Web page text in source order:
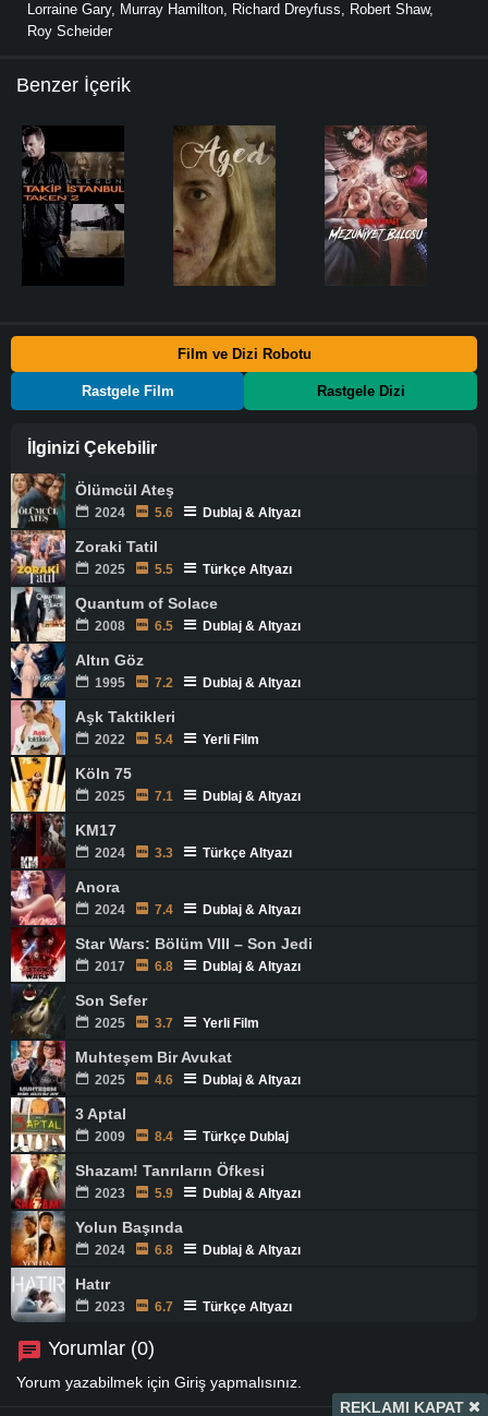
Lorraine Gary, Murray Hamilton, Richard Dreyfuss, Robert Shaw,
Roy Scheider
Benzer İçerik
Film ve Dizi Robotu
Rastgele Film Rastgele Dizi
İlginizi Çekebilir
Ölümcül Ateş
2024 5.6 Dublaj & Altyazı
Zoraki Tatil
2025 5.5 Türkçe Altyazı
Quantum of Solace
2008 6.5 Dublaj & Altyazı
Altın Göz
1995 7.2 Dublaj & Altyazı
Aşk Taktikleri
2022 5.4 Yerli Film
Köln 75
2025 7.1 Dublaj & Altyazı
KM17
2024 3.3 Türkçe Altyazı
Anora
2024 7.4 Dublaj & Altyazı
Star Wars: Bölüm VIII – Son Jedi
2017 6.8 Dublaj & Altyazı
Son Sefer
2025 3.7 Yerli Film
Muhteşem Bir Avukat
2025 4.6 Dublaj & Altyazı
3 Aptal
2009 8.4 Türkçe Dublaj
Shazam! Tanrıların Öfkesi
2023 5.9 Dublaj & Altyazı
Yolun Başında
2024 6.8 Dublaj & Altyazı
Hatır
2023 6.7 Türkçe Altyazı
Yorumlar (0)
Yorum yazabilmek için Giriş yapmalısınız.
REKLAMI KAPAT